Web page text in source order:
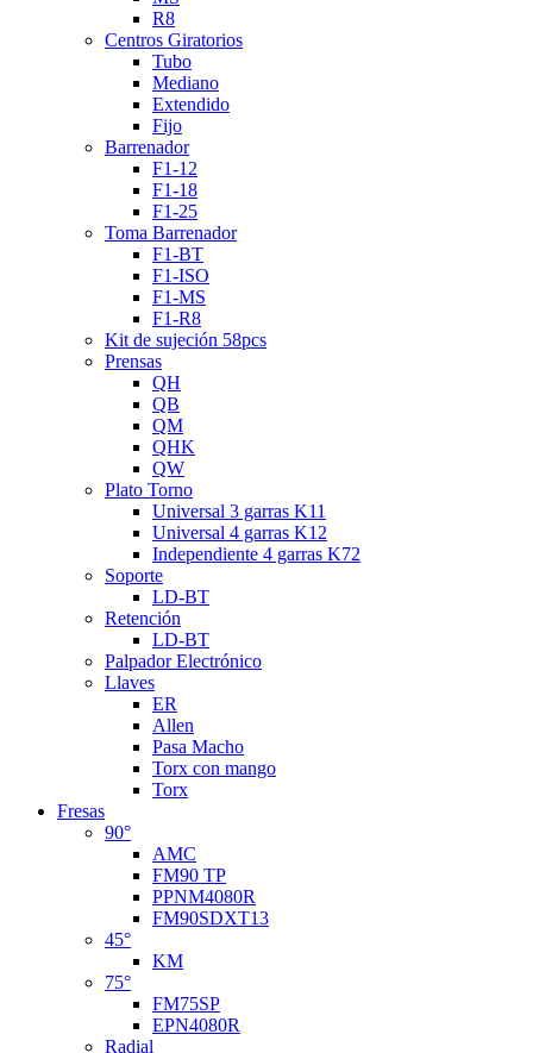
R8
Centros Giratorios
Tubo
Mediano
Extendido
Fijo
Barrenador
F1-12
F1-18
F1-25
Toma Barrenador
F1-BT
F1-ISO
F1-MS
F1-R8
Kit de sujeción 58pcs
Prensas
QH
QB
QM
QHK
QW
Plato Torno
Universal 3 garras K11
Universal 4 garras K12
Independiente 4 garras K72
Soporte
LD-BT
Retención
LD-BT
Palpador Electrónico
Llaves
ER
Allen
Pasa Macho
Torx con mango
Torx
Fresas
90°
AMC
FM90 TP
PPNM4080R
FM90SDXT13
45°
KM
75°
FM75SP
EPN4080R
Radial